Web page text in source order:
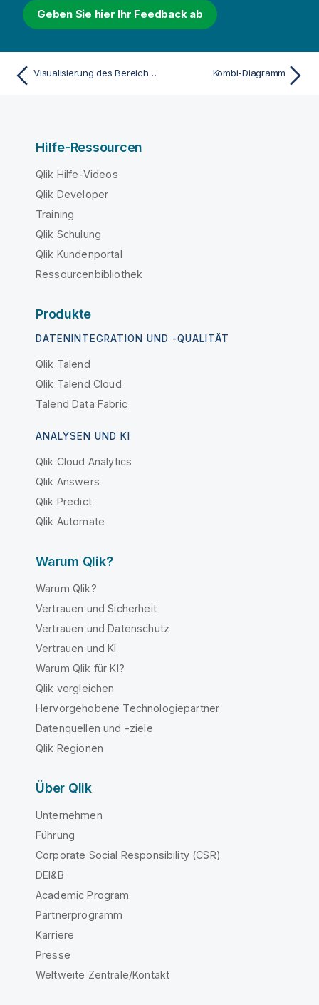
Geben Sie hier Ihr Feedback ab
Visualisierung des Bereichs und der Verteilung von numerischen Daten mit einem Boxplot Kombi-Diagramm
Hilfe-Ressourcen
Qlik Hilfe-Videos
Qlik Developer
Training
Qlik Schulung
Qlik Kundenportal
Ressourcenbibliothek
Produkte
DATENINTEGRATION UND -QUALITÄT
Qlik Talend
Qlik Talend Cloud
Talend Data Fabric
ANALYSEN UND KI
Qlik Cloud Analytics
Qlik Answers
Qlik Predict
Qlik Automate
Warum Qlik?
Warum Qlik?
Vertrauen und Sicherheit
Vertrauen und Datenschutz
Vertrauen und KI
Warum Qlik für KI?
Qlik vergleichen
Hervorgehobene Technologiepartner
Datenquellen und -ziele
Qlik Regionen
Über Qlik
Unternehmen
Führung
Corporate Social Responsibility (CSR)
DEI&B
Academic Program
Partnerprogramm
Karriere
Presse
Weltweite Zentrale/Kontakt